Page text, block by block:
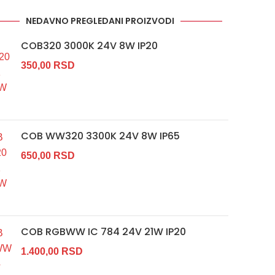
NEDAVNO PREGLEDANI PROIZVODI
COB320 3000K 24V 8W IP20
350,00 RSD
COB WW320 3300K 24V 8W IP65
650,00 RSD
COB RGBWW IC 784 24V 21W IP20
1.400,00 RSD